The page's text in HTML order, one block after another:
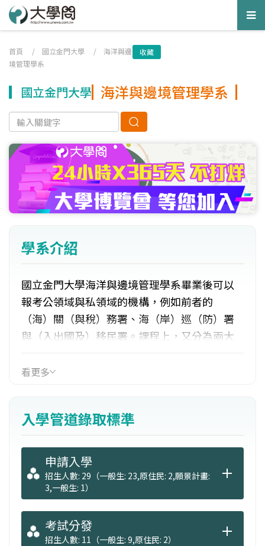
首頁 / 國立金門大學 / 海洋與邊
境管理學系
收藏
國立金門大學 海洋與邊境管理學系
學系介紹
國立金門大學海洋與邊境管理學系畢業後可以
報考公領域與私領域的機構，例如前者的
（海）關（與稅）務署、海（岸）巡（防）署
與（入出國及）移民署。課程上，又分為兩大
與管理及海洋事務與邊境事務。前者，每門課
者，所開設的課程是和關務、海巡與移民有
關。
看更多
入學管道錄取標準
申請入學
招生人數: 29（一般生: 23,原住民: 2,願景計畫:
3,一般生: 1）
考試分發
招生人數: 11（一般生: 9,原住民: 2）